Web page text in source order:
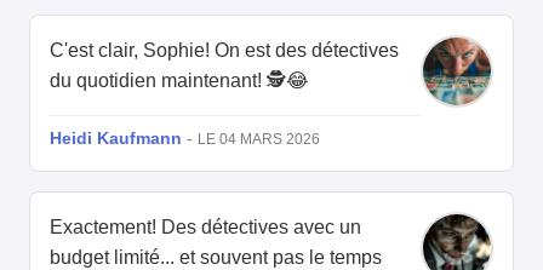
C'est clair, Sophie! On est des détectives
du quotidien maintenant! 🕵️😂
Heidi Kaufmann - LE 04 MARS 2026
Exactement! Des détectives avec un
budget limité... et souvent pas le temps